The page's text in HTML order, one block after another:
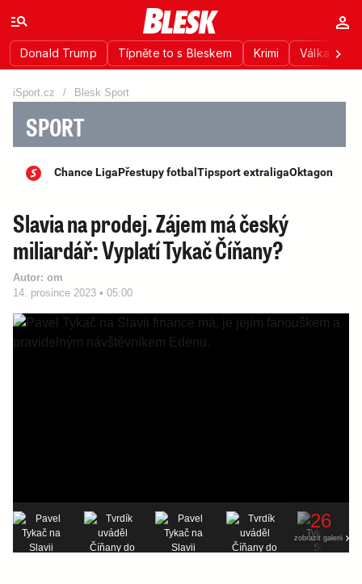
Donald Trump Típněte to s Bleskem Krimi Válka na
SPORT
Chance LigaPřestupy fotbal Tipsport extraligaOktagon
iSport.cz / Blesk Sport
14. prosince 2023 • 05:00
Slavia na prodej. Zájem má český
miliardář: Vyplatí Tykač Číňany?
Autor: om
26
zobrazit galerii